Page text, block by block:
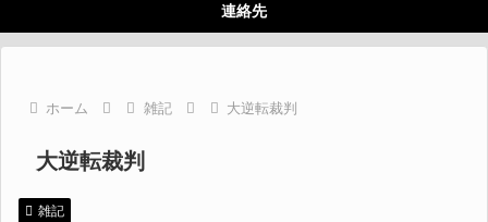
連絡先
ホーム 雑記 大逆転裁判
大逆転裁判
雑記